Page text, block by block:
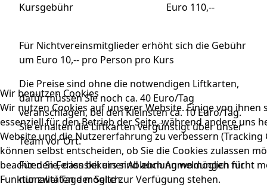
Kursgebühr Euro 110,--
Für Nichtvereinsmitglieder erhöht sich die Gebühr
um Euro 10,-- pro Person pro Kurs
Die Preise sind ohne die notwendigen Liftkarten,
dafür müssen Sie noch ca. 40 Euro/Tag
veranschlagen, bei den Kleinsten ca. 10 Euro/Tag.
Sie erhalten die Liftkarten vergünstigt über unser
Team vor Ort.
Für den Ferienskikurs sind auch Anmeldungen für
nur zwei Tage möglich.
Wir benutzen Cookies
Wir nutzen Cookies auf unserer Website. Einige von ihnen
essenziell für den Betrieb der Seite, während andere uns
Website und die Nutzererfahrung zu verbessern (Tracking
können selbst entscheiden, ob Sie die Cookies zulassen
beachten Sie, dass bei einer Ablehnung womöglich nicht
Funktionalitäten der Seite zur Verfügung stehen.